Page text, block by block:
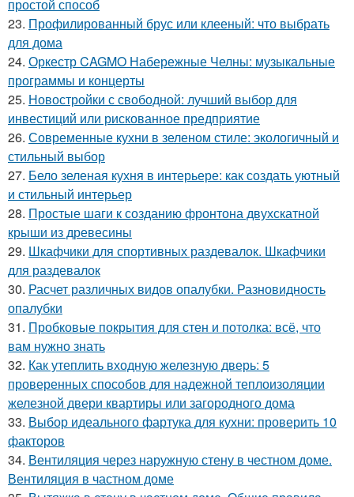
простой способ
23. Профилированный брус или клееный: что выбрать
для дома
24. Оркестр CAGMO Набережные Челны: музыкальные
программы и концерты
25. Новостройки с свободной: лучший выбор для
инвестиций или рискованное предприятие
26. Современные кухни в зеленом стиле: экологичный и
стильный выбор
27. Бело зеленая кухня в интерьере: как создать уютный
и стильный интерьер
28. Простые шаги к созданию фронтона двухскатной
крыши из древесины
29. Шкафчики для спортивных раздевалок. Шкафчики
для раздевалок
30. Расчет различных видов опалубки. Разновидность
опалубки
31. Пробковые покрытия для стен и потолка: всё, что
вам нужно знать
32. Как утеплить входную железную дверь: 5
проверенных способов для надежной теплоизоляции
железной двери квартиры или загородного дома
33. Выбор идеального фартука для кухни: проверить 10
факторов
34. Вентиляция через наружную стену в честном доме.
Вентиляция в частном доме